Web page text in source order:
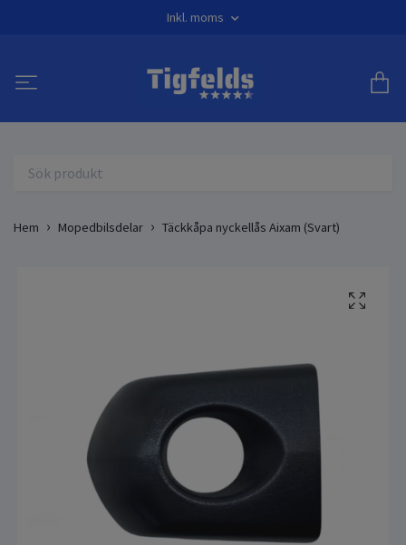
Inkl. moms
Hem Mopedbilsdelar Täckkåpa nyckellås Aixam (Svart)